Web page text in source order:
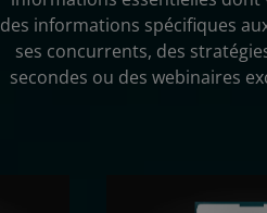
des informations spécifiques
ses concurrents, des
secondes ou des webinaires